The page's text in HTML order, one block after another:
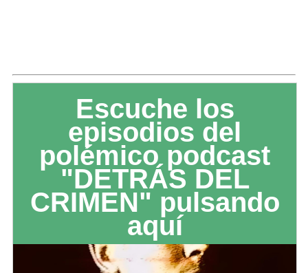
Escuche los
episodios del
polémico podcast
"DETRÁS DEL
CRIMEN" pulsando
aquí